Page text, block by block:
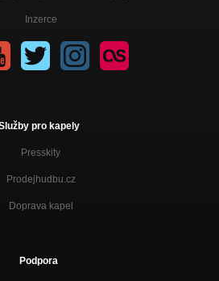
Inzerce
pro kapely
Presskity
Prodejhudbu.cz
Doprava kapel
Podpora